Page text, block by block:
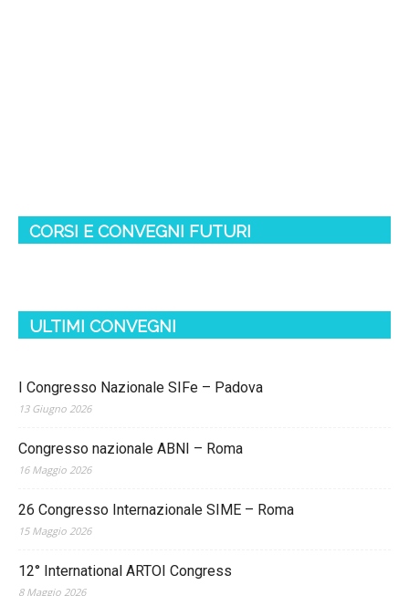
CORSI E CONVEGNI FUTURI
ULTIMI CONVEGNI
I Congresso Nazionale SIFe – Padova
13 Giugno 2026
Congresso nazionale ABNI – Roma
16 Maggio 2026
26 Congresso Internazionale SIME – Roma
15 Maggio 2026
12° International ARTOI Congress
8 Maggio 2026